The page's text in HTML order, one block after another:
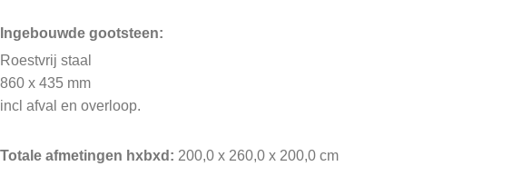
Ingebouwde gootsteen:
Roestvrij staal
860 x 435 mm
incl afval en overloop.
Totale afmetingen hxbxd: 200,0 x 260,0 x 200,0 cm